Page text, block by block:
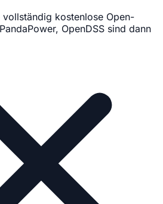
vollständig kostenlose Open-
OpenDSS sind dann